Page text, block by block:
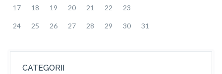
17 18 19 20 21 22 23
24 25 26 27 28 29 30 31
CATEGORII